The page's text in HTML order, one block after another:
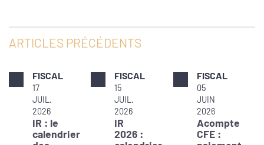
ARTICLES PRÉCÉDENTS
FISCAL
17
JUIL.
2026
IR : le
calendrier
FISCAL
15
JUIL.
2026
IR
2026 :
FISCAL
05
JUIN
2026
Acompte
CFE :